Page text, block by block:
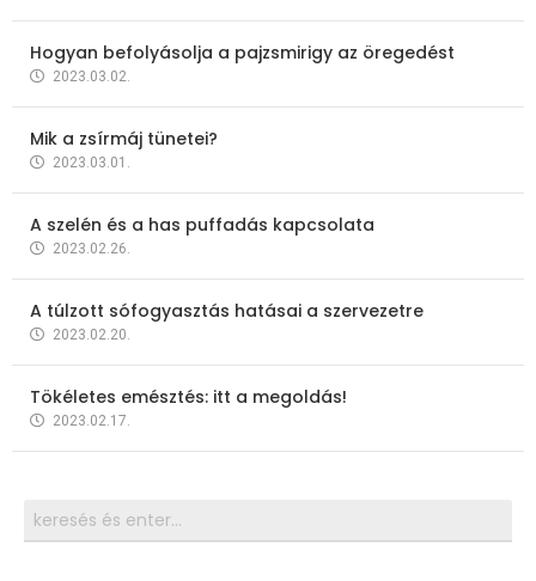
Hogyan befolyásolja a pajzsmirigy az öregedést
2023.03.02.
Mik a zsírmáj tünetei?
2023.03.01.
A szelén és a has puffadás kapcsolata
2023.02.26.
A túlzott sófogyasztás hatásai a szervezetre
2023.02.20.
Tökéletes emésztés: itt a megoldás!
2023.02.17.